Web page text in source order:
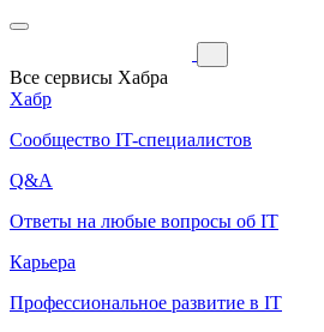
Все сервисы Хабра
Хабр
Сообщество IT-специалистов
Q&A
Ответы на любые вопросы об IT
Карьера
Профессиональное развитие в IT